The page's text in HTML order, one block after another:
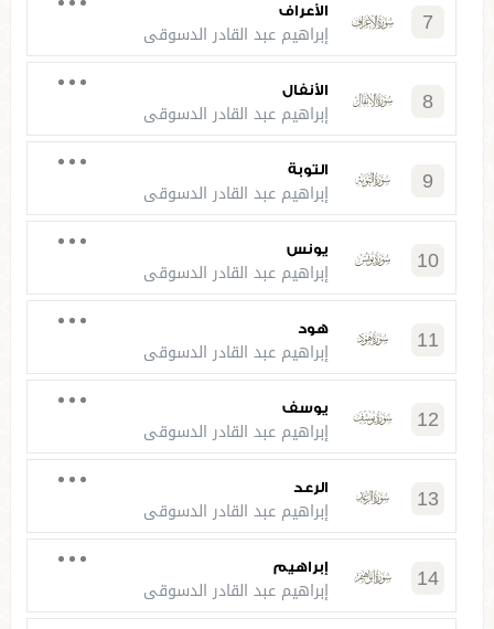
7 الأعراف
إبراهيم عبد القادر الدسوقي
8 الأنفال
إبراهيم عبد القادر الدسوقي
9 التوبة
إبراهيم عبد القادر الدسوقي
10 يونس
إبراهيم عبد القادر الدسوقي
11 هود
إبراهيم عبد القادر الدسوقي
12 يوسف
إبراهيم عبد القادر الدسوقي
13 الرعد
إبراهيم عبد القادر الدسوقي
14 إبراهيم
إبراهيم عبد القادر الدسوقي